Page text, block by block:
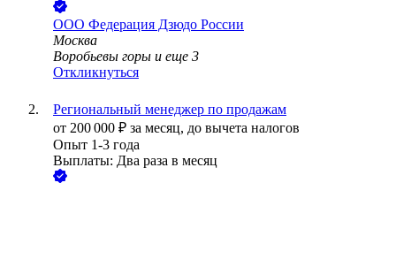
ООО Федерация Дзюдо России
Москва
Воробьевы горы и еще 3
Откликнуться
Региональный менеджер по продажам
от 200 000 ₽ за месяц, до вычета налогов
Опыт 1-3 года
Выплаты: Два раза в месяц